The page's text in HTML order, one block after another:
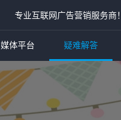
专业互联网广告营销服务商！
媒体平台 疑难解答